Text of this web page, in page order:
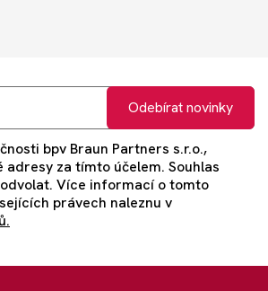
bpv Braun Partners s.r.o.,
za tímto účelem. Souhlas
Více informací o tomto
právech naleznu v
Odebírat novinky